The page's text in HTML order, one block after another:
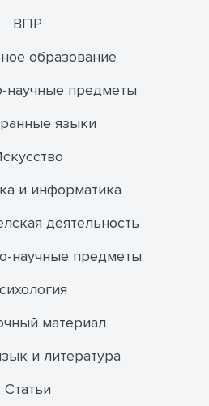
ВПР
образование
научные предметы
языки
и информатика
деятельность
научные предметы
материал
и литература
Статьи